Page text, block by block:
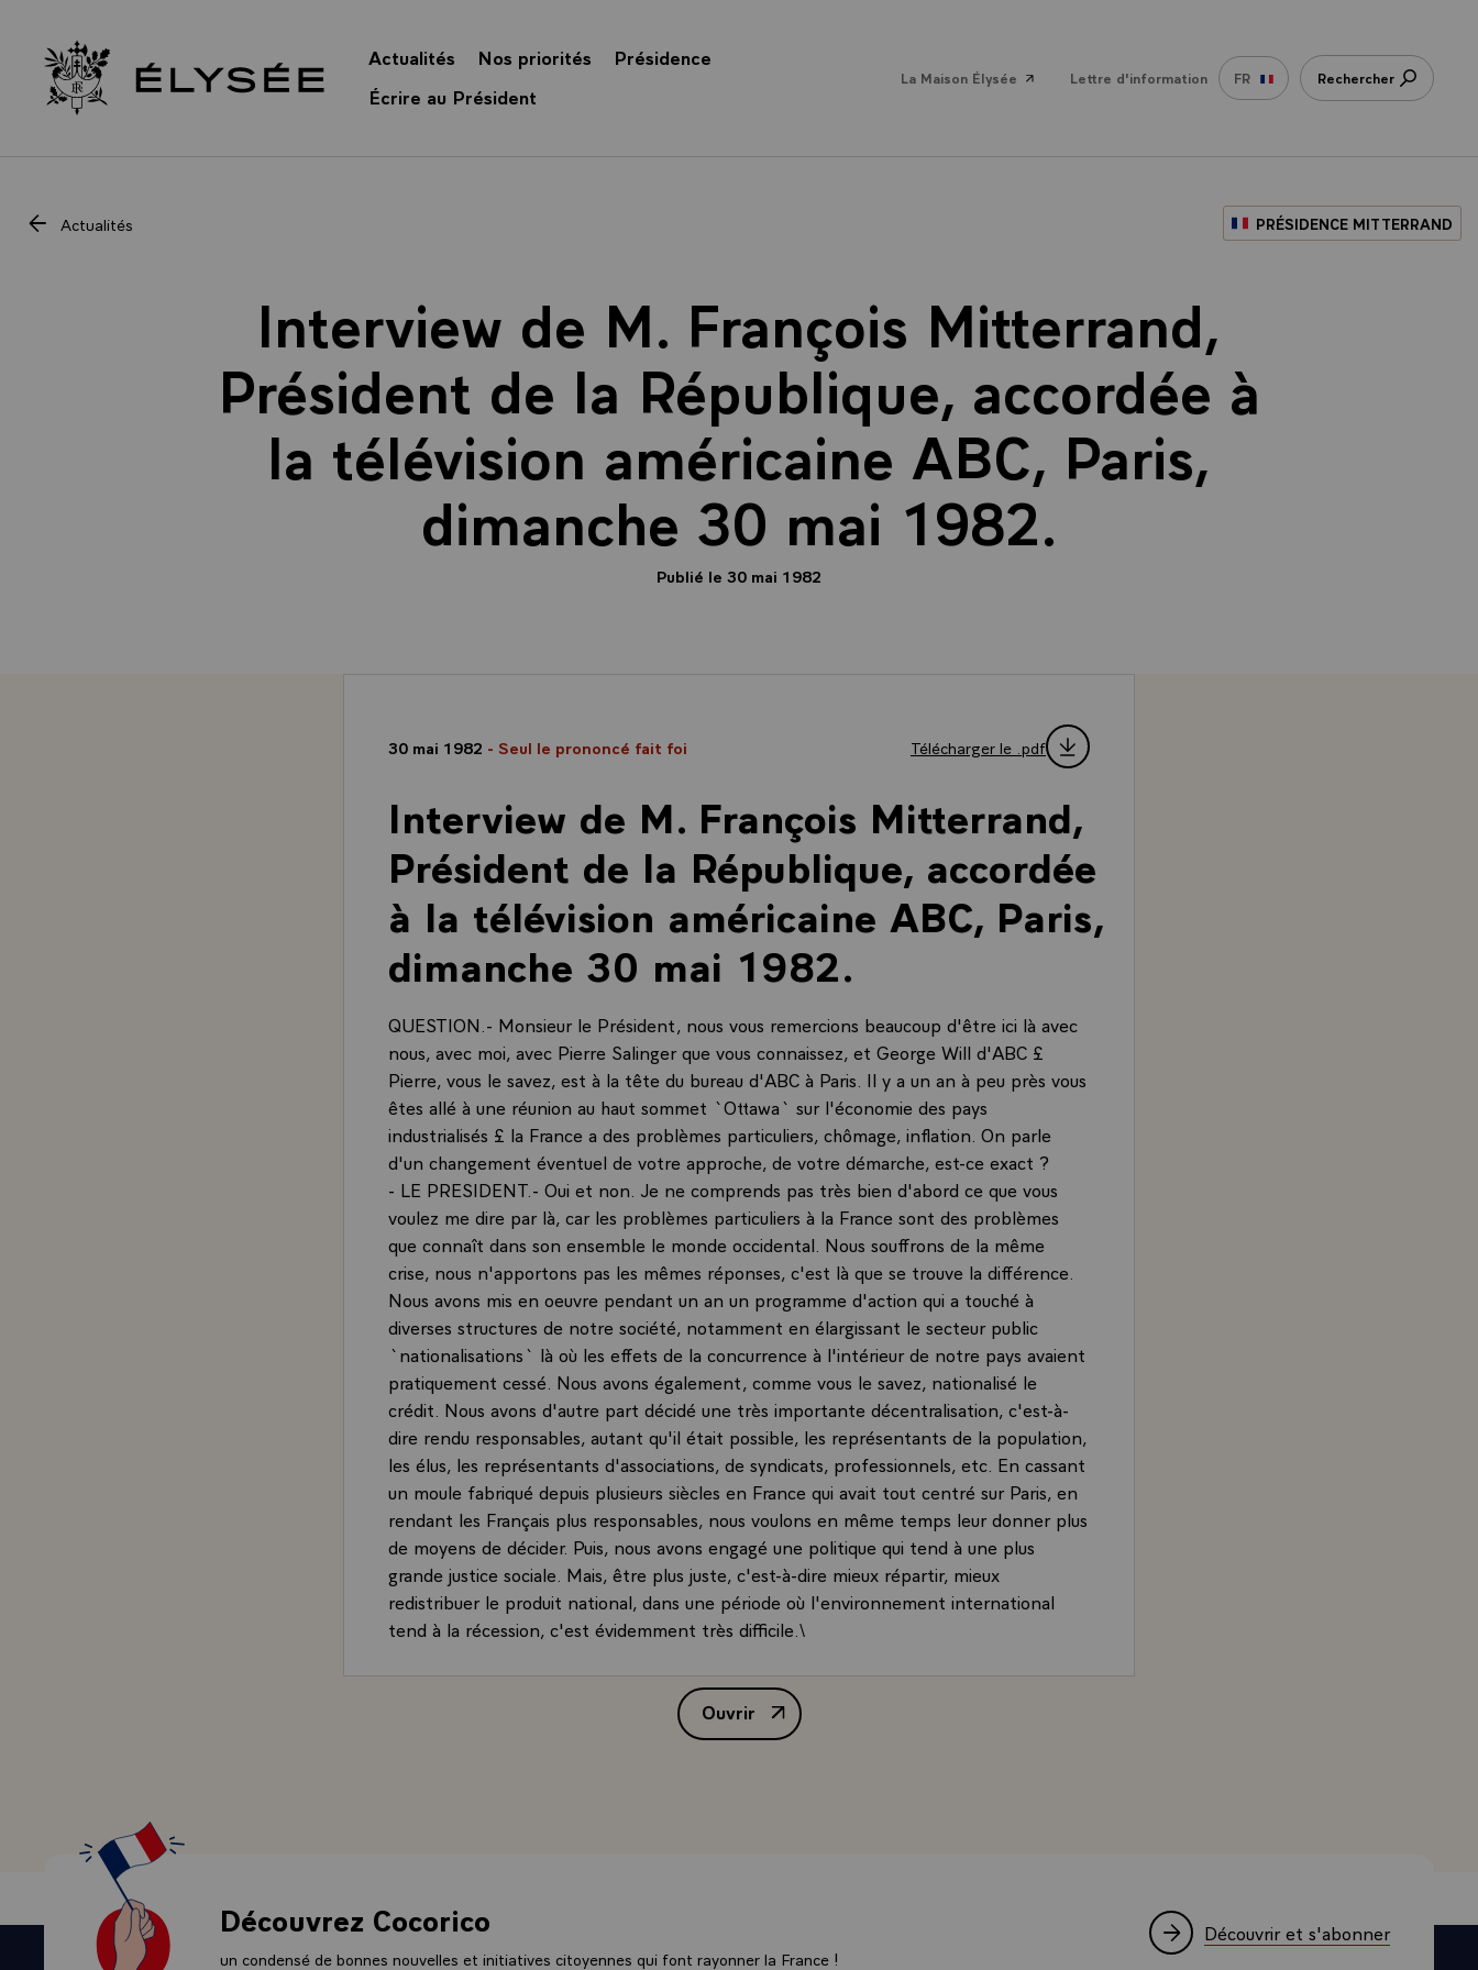
Retour à l’accueil Élysée
Actualités Nos priorités
Présidence
Écrire au Président
La Maison Élysée Lettre d'information FR Rechercher
Actualités PRÉSIDENCE MITTERRAND
Interview de M. François Mitterrand,
Président de la République, accordée à
la télévision américaine ABC, Paris,
dimanche 30 mai 1982.
Publié le 30 mai 1982
30 mai 1982 - Seul le prononcé fait foi Télécharger le .pdf
Interview de M. François Mitterrand,
Président de la République, accordée
à la télévision américaine ABC, Paris,
dimanche 30 mai 1982.
QUESTION.- Monsieur le Président, nous vous remercions beaucoup d'être ici là avec
nous, avec moi, avec Pierre Salinger que vous connaissez, et George Will d'ABC £
Pierre, vous le savez, est à la tête du bureau d'ABC à Paris. Il y a un an à peu près vous
êtes allé à une réunion au haut sommet `Ottawa` sur l'économie des pays
industrialisés £ la France a des problèmes particuliers, chômage, inflation. On parle
d'un changement éventuel de votre approche, de votre démarche, est-ce exact ?
- LE PRESIDENT.- Oui et non. Je ne comprends pas très bien d'abord ce que vous
voulez me dire par là, car les problèmes particuliers à la France sont des problèmes
que connaît dans son ensemble le monde occidental. Nous souffrons de la même
crise, nous n'apportons pas les mêmes réponses, c'est là que se trouve la différence.
Nous avons mis en oeuvre pendant un an un programme d'action qui a touché à
diverses structures de notre société, notamment en élargissant le secteur public
`nationalisations` là où les effets de la concurrence à l'intérieur de notre pays avaient
pratiquement cessé. Nous avons également, comme vous le savez, nationalisé le
crédit. Nous avons d'autre part décidé une très importante décentralisation, c'est-à-
dire rendu responsables, autant qu'il était possible, les représentants de la population,
les élus, les représentants d'associations, de syndicats, professionnels, etc. En cassant
un moule fabriqué depuis plusieurs siècles en France qui avait tout centré sur Paris, en
rendant les Français plus responsables, nous voulons en même temps leur donner plus
de moyens de décider. Puis, nous avons engagé une politique qui tend à une plus
grande justice sociale. Mais, être plus juste, c'est-à-dire mieux répartir, mieux
redistribuer le produit national, dans une période où l'environnement international
tend à la récession, c'est évidemment très difficile.\
France c'est que lorsque ce qu'on appelle en France la gauche, les forces populaires,
parviennent au pouvoir, c'est parce que leurs prédécesseurs ont échoué. Echoué sur-le-
plan économique, et par voie de conséquence, sur-le-plan social. Il y a donc crise, et la
entreprise est donc une grande -entreprise qui justifie, je le crois, la rapidité avec
laquelle nous avons agi. Mais l'ensemble du programme sur lequel je me suis engagé,
Ouvrir
Interview de M. François Mitterrand, Président de la République, accordée à la
Découvrez Cocorico
un condensé de bonnes nouvelles et initiatives citoyennes qui font rayonner la France !
Découvrir et s'abonner